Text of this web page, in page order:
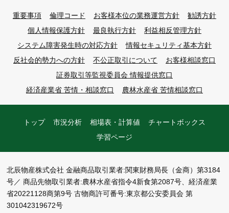
重要事項 倫理コード お客様本位の業務運営方針
勧誘方針
個人情報保護方針
最良執行方針
利益相反管理方針
システム障害発生時の対応方針
情報セキュリティ基本方針
反社会的勢力への方針
不公正取引について
お客様相談窓口
証券取引等監視委員会 情報提供窓口
経済産業省 苦情・相談窓口
農林水産省 苦情相談窓口
トップ 市況分析 相場表・計算値
チャートボックス
学習ページ
北辰物産株式会社 金融商品取引業者:関東財務局長（金商）第3184
号／ 商品先物取引業者:農林水産省指令4新食第2087号、経済産業
省20221128商第9号 古物商許可番号:東京都公安委員会 第
301042319672号